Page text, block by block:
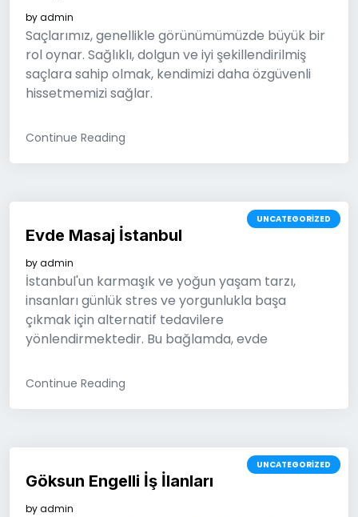
byadmin
Saçlarımız, genellikle görünümümüzde büyük bir
rol oynar. Sağlıklı, dolgun ve iyi şekillendirilmiş
saçlara sahip olmak, kendimizi daha özgüvenli
hissetmemizi sağlar.
Continue Reading
UNCATEGORIZED
Evde Masaj İstanbul
byadmin
İstanbul'un karmaşık ve yoğun yaşam tarzı,
insanları günlük stres ve yorgunlukla başa
çıkmak için alternatif tedavilere
yönlendirmektedir. Bu bağlamda, evde
Continue Reading
UNCATEGORIZED
Göksun Engelli İş İlanları
byadmin